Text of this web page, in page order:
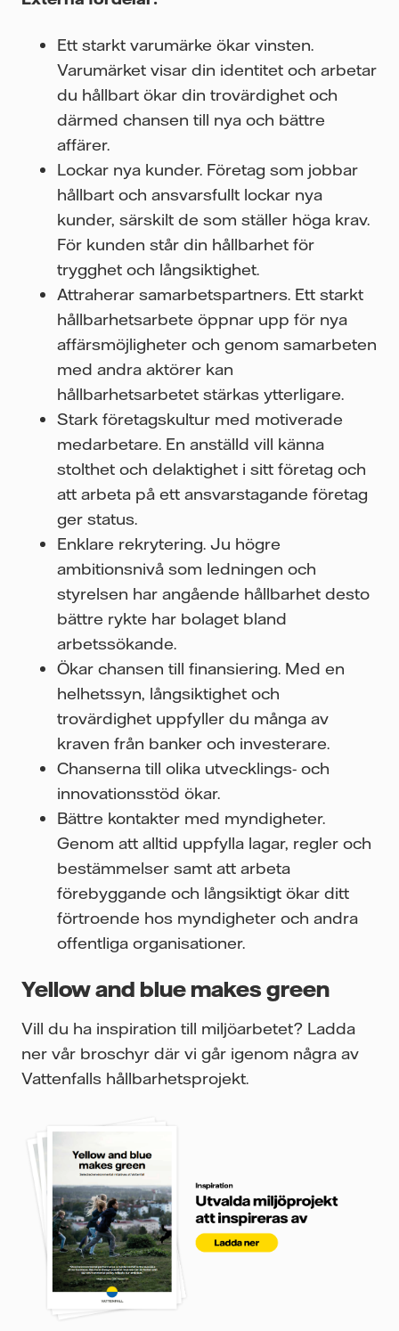
Ett starkt varumärke ökar vinsten.
Varumärket visar din identitet och arbetar
du hållbart ökar din trovärdighet och
därmed chansen till nya och bättre
affärer.
Lockar nya kunder. Företag som jobbar
hållbart och ansvarsfullt lockar nya
kunder, särskilt de som ställer höga krav.
För kunden står din hållbarhet för
trygghet och långsiktighet.
Attraherar samarbetspartners. Ett starkt
hållbarhetsarbete öppnar upp för nya
affärsmöjligheter och genom samarbeten
med andra aktörer kan
hållbarhetsarbetet stärkas ytterligare.
Stark företagskultur med motiverade
medarbetare. En anställd vill känna
stolthet och delaktighet i sitt företag och
att arbeta på ett ansvarstagande företag
ger status.
Enklare rekrytering. Ju högre
ambitionsnivå som ledningen och
styrelsen har angående hållbarhet desto
bättre rykte har bolaget bland
arbetssökande.
Ökar chansen till finansiering. Med en
helhetssyn, långsiktighet och
trovärdighet uppfyller du många av
kraven från banker och investerare.
Chanserna till olika utvecklings- och
innovationsstöd ökar.
Bättre kontakter med myndigheter.
Genom att alltid uppfylla lagar, regler och
bestämmelser samt att arbeta
förebyggande och långsiktigt ökar ditt
förtroende hos myndigheter och andra
offentliga organisationer.
Yellow and blue makes green
Vill du ha inspiration till miljöarbetet? Ladda
ner vår broschyr där vi går igenom några av
Vattenfalls hållbarhetsprojekt.